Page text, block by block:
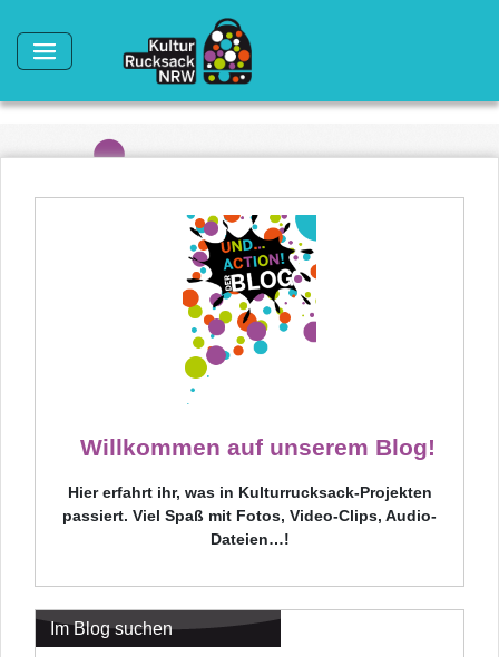
Willkommen auf unserem Blog!
Hier erfahrt ihr, was in Kulturrucksack-Projekten
passiert. Viel Spaß mit Fotos, Video-Clips, Audio-
Dateien…!
Im Blog suchen